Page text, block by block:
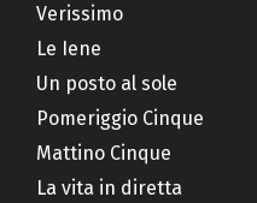
Verissimo
Le Iene
Un posto al sole
Pomeriggio Cinque
Mattino Cinque
La vita in diretta